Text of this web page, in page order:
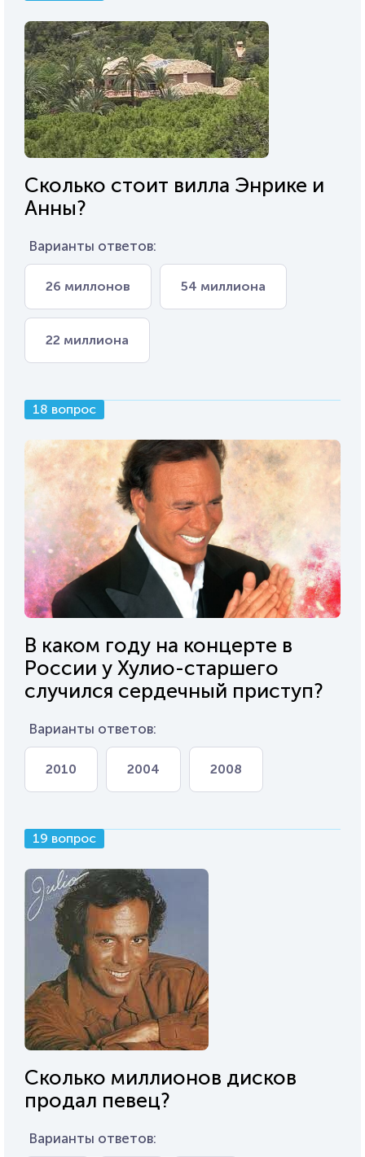
Сколько стоит вилла Энрике и
Анны?
Варианты ответов:
26 миллонов 54 миллиона
22 миллиона
18 вопрос
В каком году на концерте в
России у Хулио-старшего
случился сердечный приступ?
Варианты ответов:
2010 2004 2008
19 вопрос
Сколько миллионов дисков
продал певец?
Варианты ответов: